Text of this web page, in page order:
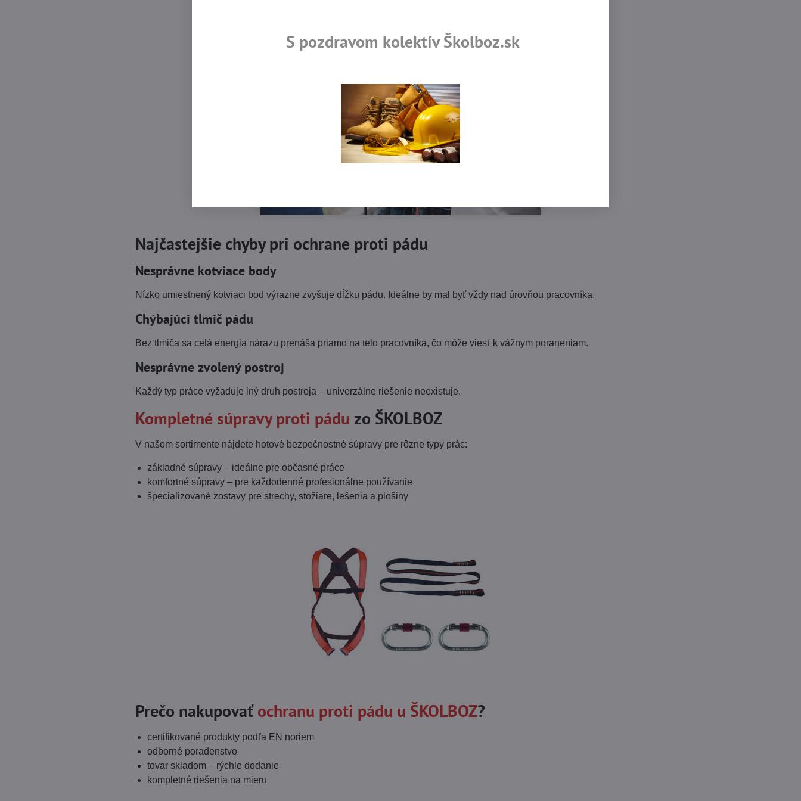
Najčastejšie chyby pri ochrane proti pádu
Nesprávne kotviace body
Nízko umiestnený kotviaci bod výrazne zvyšuje dĺžku pádu. Ideálne by mal byť vždy nad úrovňou pracovníka.
Chýbajúci tlmič pádu
Bez tlmiča sa celá energia nárazu prenáša priamo na telo pracovníka, čo môže viesť k vážnym poraneniam.
Nesprávne zvolený postroj
Každý typ práce vyžaduje iný druh postroja – univerzálne riešenie neexistuje.
Kompletné súpravy proti pádu zo ŠKOLBOZ
V našom sortimente nájdete hotové bezpečnostné súpravy pre rôzne typy prác:
základné súpravy – ideálne pre občasné práce
komfortné súpravy – pre každodenné profesionálne používanie
špecializované zostavy pre strechy, stožiare, lešenia a plošiny
Prečo nakupovaťochranu proti pádu u ŠKOLBOZ?
certifikované produkty podľa EN noriem
odborné poradenstvo
tovar skladom – rýchle dodanie
kompletné riešenia na mieru
S pozdravom kolektív Školboz.sk